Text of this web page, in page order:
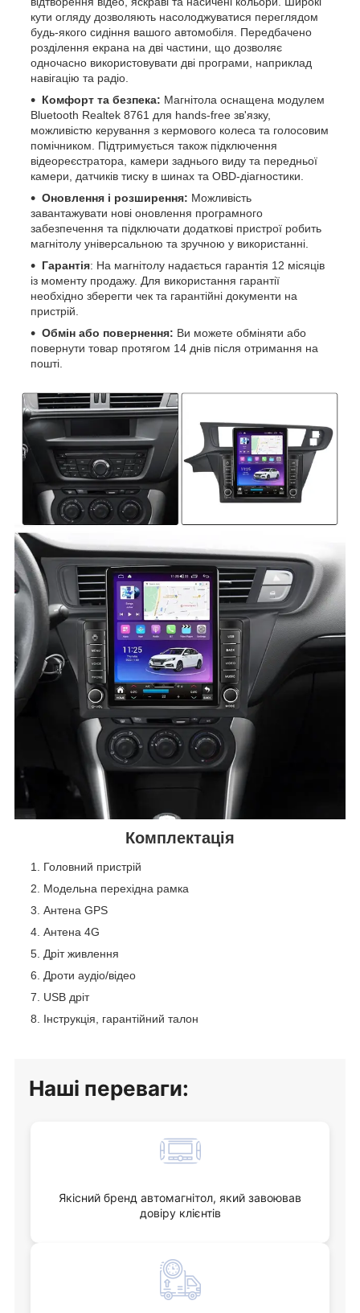
кути огляду дозволяють насолоджуватися переглядом
будь-якого сидіння вашого автомобіля. Передбачено
розділення екрана на дві частини, що дозволяє
одночасно використовувати дві програми, наприклад
навігацію та радіо.
Комфорт та безпека: Магнітола оснащена модулем
Bluetooth Realtek 8761 для hands-free зв'язку,
можливістю керування з кермового колеса та голосовим
помічником. Підтримується також підключення
відеореєстратора, камери заднього виду та передньої
камери, датчиків тиску в шинах та OBD-діагностики.
Оновлення і розширення: Можливість
завантажувати нові оновлення програмного
забезпечення та підключати додаткові пристрої робить
магнітолу універсальною та зручною у використанні.
Гарантія: На магнітолу надається гарантія 12 місяців
із моменту продажу. Для використання гарантії
необхідно зберегти чек та гарантійні документи на
пристрій.
Обмін або повернення: Ви можете обміняти або
повернути товар протягом 14 днів після отримання на
пошті.
Комплектація
Головний пристрій
Модельна перехідна рамка
Антена GPS
Антена 4G
Дріт живлення
Дроти аудіо/відео
USB дріт
Інструкція, гарантійний талон
Наші переваги:
Якісний бренд автомагнітол, який завоював
довіру клієнтів